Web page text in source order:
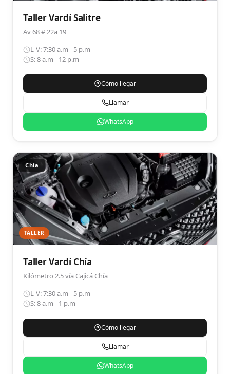
Taller Vardí Salitre
Av 68 # 22a 19
L-V: 7:30 a.m - 5 p.m
S: 8 a.m - 12 p.m
Cómo llegar
Llamar
WhatsApp
Chía
TALLER
Taller Vardí Chía
Kilómetro 2.5 vía Cajicá Chía
L-V: 7:30 a.m - 5 p.m
S: 8 a.m - 1 p.m
Cómo llegar
Llamar
WhatsApp